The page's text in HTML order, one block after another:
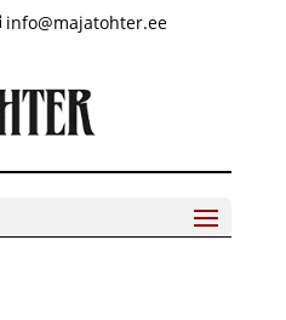
info@majatohter.ee